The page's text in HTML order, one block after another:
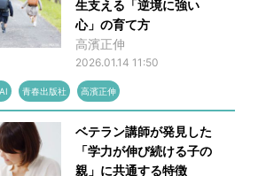
生支える「逆境に強い
心」の育て方
高濱正伸
2026.01.14 11:50
青春出版社 高濱正伸
ベテラン講師が発見した
「学力が伸び続ける子の
親」に共通する特徴